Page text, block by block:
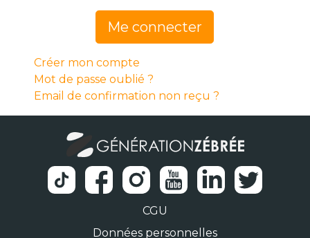
Me connecter
Créer mon compte
Mot de passe oublié ?
Email de confirmation non reçu ?
CGU
Données personnelles